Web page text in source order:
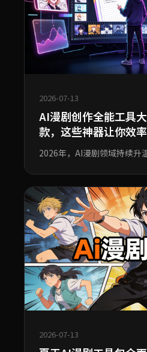
2026-07-13
AI漫剧创作全能工具
款，这些神器让你效
2026年，AI漫剧领域持续升
2026-07-13